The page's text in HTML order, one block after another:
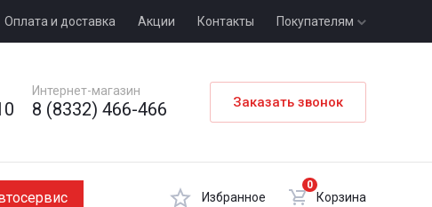
Оплата и доставка Акции Контакты Покупателям
Интернет-магазин
8 (8332) 466-466 Заказать звонок
Избранное
0
Корзина